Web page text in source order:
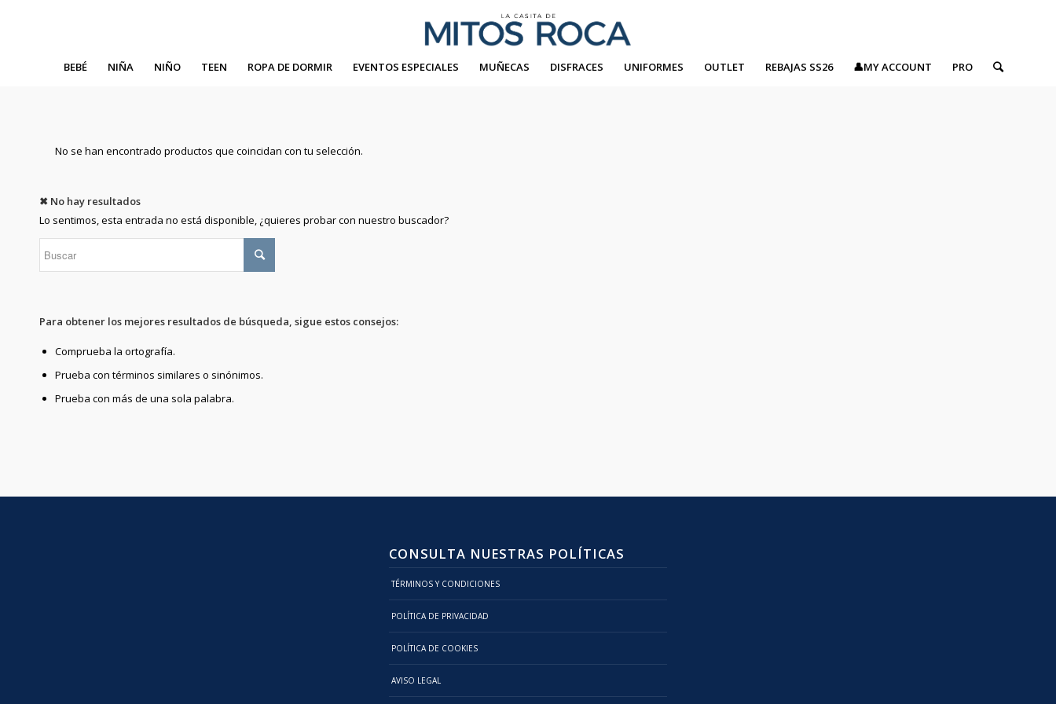
BEBÉ NIÑA NIÑO TEEN ROPA DE DORMIR EVENTOS ESPECIALES MUÑECAS DISFRACES UNIFORMES OUTLET REBAJAS SS26 👤MY ACCOUNT PRO
No se han encontrado productos que coincidan con tu selección.
✖ No hay resultados
Lo sentimos, esta entrada no está disponible, ¿quieres probar con nuestro buscador?
Para obtener los mejores resultados de búsqueda, sigue estos consejos:
Comprueba la ortografía.
Prueba con términos similares o sinónimos.
Prueba con más de una sola palabra.
CONSULTA NUESTRAS POLÍTICAS
TÉRMINOS Y CONDICIONES
POLÍTICA DE PRIVACIDAD
POLÍTICA DE COOKIES
AVISO LEGAL